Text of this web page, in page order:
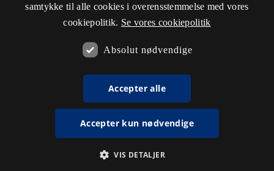
samtykke til alle cookies i overensstemmelse med vores
cookiepolitik. Se vores cookiepolitik
Absolut nødvendige
Accepter alle
Accepter kun nødvendige
VIS DETALJER